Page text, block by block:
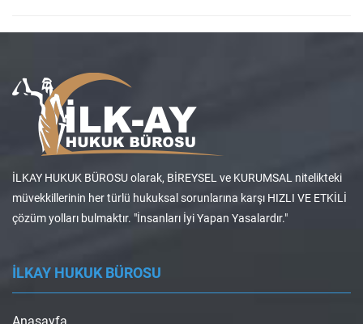
İLKAY HUKUK BÜROSU olarak, BİREYSEL ve KURUMSAL nitelikteki
müvekkillerinin her türlü hukuksal sorunlarına karşı HIZLI VE ETKİLİ
çözüm yolları bulmaktır. "İnsanları İyi Yapan Yasalardır."
İLKAY HUKUK BÜROSU